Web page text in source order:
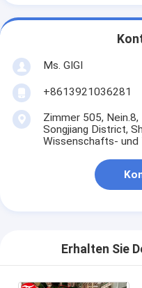
Ms. GIGI
+8613921036281
Zimmer 505,
Songjiang District,
Wissenschafts- und
Erhalten Sie